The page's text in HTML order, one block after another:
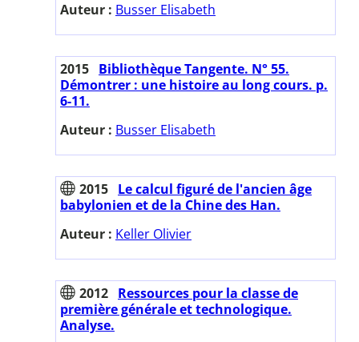
Auteur : Busser Elisabeth
2015 Bibliothèque Tangente. N° 55.
Démontrer : une histoire au long cours. p.
6-11.
Auteur : Busser Elisabeth
2015 Le calcul figuré de l'ancien âge
babylonien et de la Chine des Han.
Auteur : Keller Olivier
2012 Ressources pour la classe de
première générale et technologique.
Analyse.